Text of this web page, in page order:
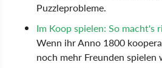
Puzzleprobleme.
Im Koop spielen: So macht's
Wenn ihr Anno 1800
noch mehr Freunden